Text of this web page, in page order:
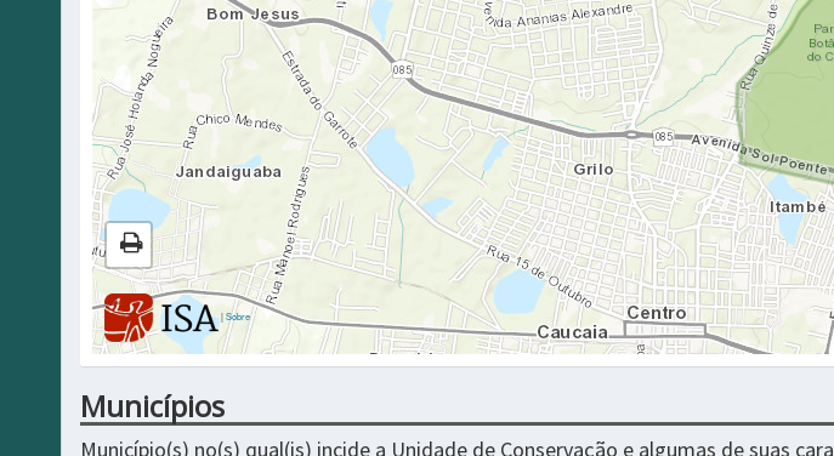
|Sobre
Municípios
Município(s) no(s) qual(is) incide a Unidade de Conservação e algumas de suas